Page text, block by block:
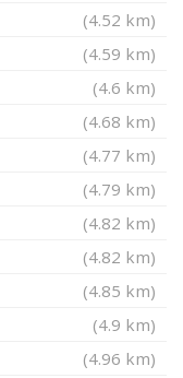
(4.52 km)
(4.59 km)
(4.6 km)
(4.68 km)
(4.77 km)
(4.79 km)
(4.82 km)
(4.82 km)
(4.85 km)
(4.9 km)
(4.96 km)